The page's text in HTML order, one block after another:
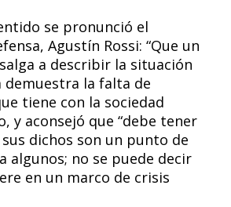
se pronunció el
Agustín Rossi: “Que un
a describir la situación
demuestra la falta de
tiene con la sociedad
y aconsejó que “debe tener
dichos son un punto de
algunos; no se puede decir
en un marco de crisis